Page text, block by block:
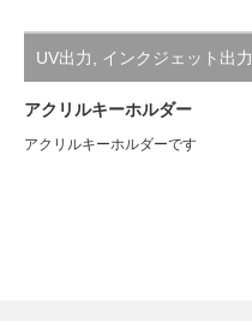
UV出力 インクジェット出力
アクリルキーホルダー
アクリルキーホルダーです